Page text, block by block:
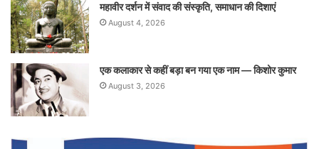
महावीर दर्शन में संवाद की संस्कृति, समाधान की दिशाएं
August 4, 2026
एक कलाकार से कहीं बड़ा बन गया एक नाम — किशोर कुमार
August 3, 2026